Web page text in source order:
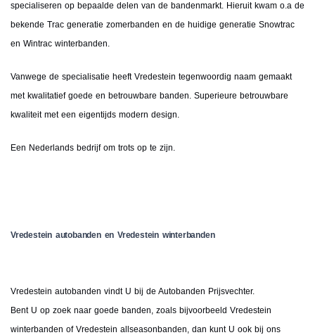
specialiseren op bepaalde delen van de bandenmarkt. Hieruit kwam o.a de
bekende Trac generatie zomerbanden en de huidige generatie Snowtrac
en Wintrac winterbanden.
Vanwege de specialisatie heeft Vredestein tegenwoordig naam gemaakt
met kwalitatief goede en betrouwbare banden. Superieure betrouwbare
kwaliteit met een eigentijds modern design.
Een Nederlands bedrijf om trots op te zijn.
Vredestein autobanden en Vredestein winterbanden
Vredestein autobanden vindt U bij de Autobanden Prijsvechter.
Bent U op zoek naar goede banden, zoals bijvoorbeeld Vredestein
winterbanden of Vredestein allseasonbanden, dan kunt U ook bij ons